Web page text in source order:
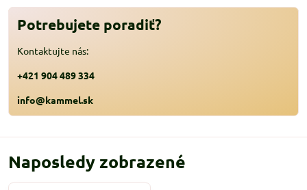
Potrebujete poradiť?
Kontaktujte nás:
+421 904 489 334
info@kammel.sk
Naposledy zobrazené